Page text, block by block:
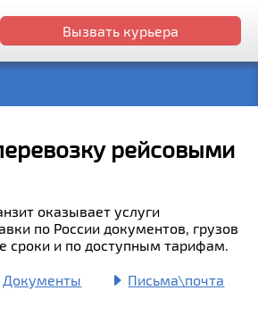
Вызвать курьера
рейсовыми
оказывает услуги
по России документов, грузов
сроки и по доступным тарифам.
Документы
Письма\почта